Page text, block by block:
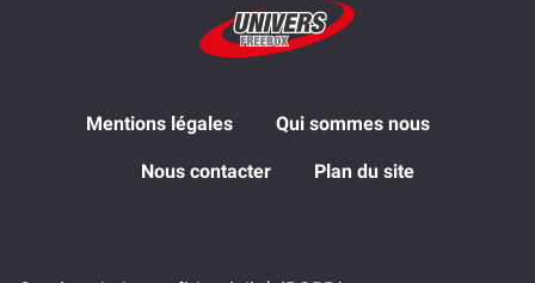
Mentions légales Qui sommes nous
Nous contacter Plan du site